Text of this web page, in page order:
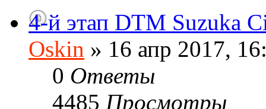
4-й этап DTM Suzuka
Oskin » 16 апр 2017,
0 Ответы
4485 Просмотры